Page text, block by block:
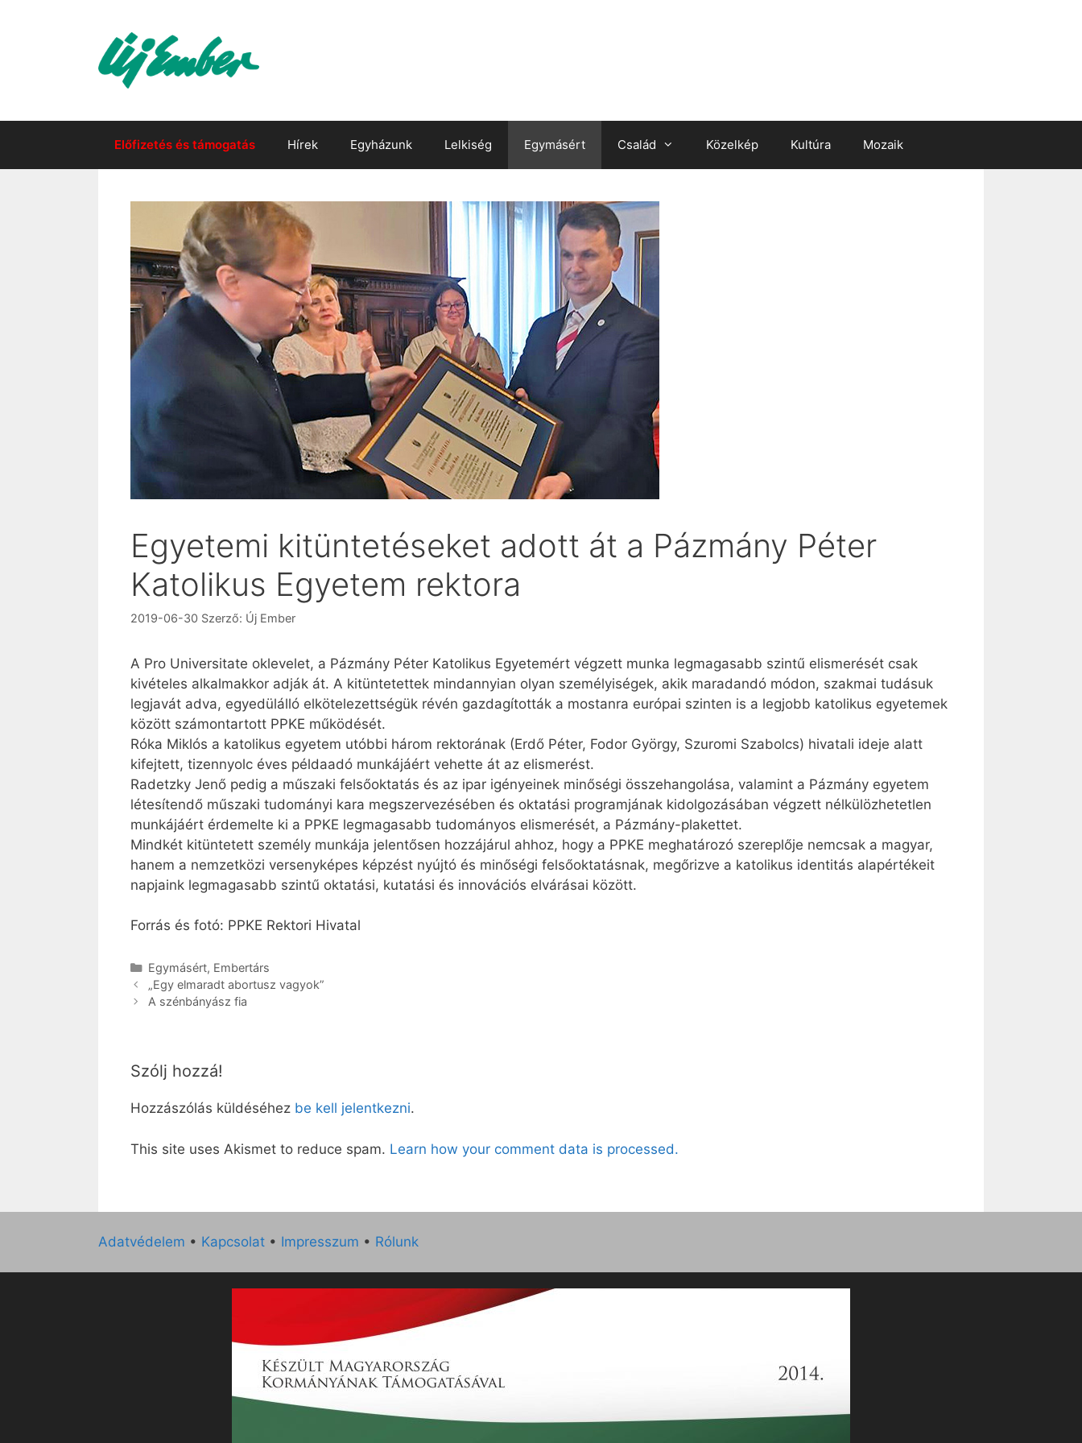
Előfizetés és támogatás Hírek Egyházunk Lelkiség Egymásért Család Közelkép Kultúra Mozaik
Egyetemi kitüntetéseket adott át a Pázmány Péter
Katolikus Egyetem rektora
2019-06-30 Szerző: Új Ember
A Pro Universitate oklevelet, a Pázmány Péter Katolikus Egyetemért végzett munka legmagasabb szintű elismerését csak
kivételes alkalmakkor adják át. A kitüntetettek mindannyian olyan személyiségek, akik maradandó módon, szakmai tudásuk
legjavát adva, egyedülálló elkötelezettségük révén gazdagították a mostanra európai szinten is a legjobb katolikus egyetemek
között számontartott PPKE működését.
Róka Miklós a katolikus egyetem utóbbi három rektorának (Erdő Péter, Fodor György, Szuromi Szabolcs) hivatali ideje alatt
kifejtett, tizennyolc éves példaadó munkájáért vehette át az elismerést.
Radetzky Jenő pedig a műszaki felsőoktatás és az ipar igényeinek minőségi összehangolása, valamint a Pázmány egyetem
létesítendő műszaki tudományi kara megszervezésében és oktatási programjának kidolgozásában végzett nélkülözhetetlen
munkájáért érdemelte ki a PPKE legmagasabb tudományos elismerését, a Pázmány-plakettet.
Mindkét kitüntetett személy munkája jelentősen hozzájárul ahhoz, hogy a PPKE meghatározó szereplője nemcsak a magyar,
hanem a nemzetközi versenyképes képzést nyújtó és minőségi felsőoktatásnak, megőrizve a katolikus identitás alapértékeit
napjaink legmagasabb szintű oktatási, kutatási és innovációs elvárásai között.
Forrás és fotó: PPKE Rektori Hivatal
Kategória
Egymásért, Embertárs
„Egy elmaradt abortusz vagyok”
A szénbányász fia
Szólj hozzá!
Hozzászólás küldéséhez be kell jelentkezni.
This site uses Akismet to reduce spam. Learn how your comment data is processed.
Adatvédelem • Kapcsolat • Impresszum • Rólunk